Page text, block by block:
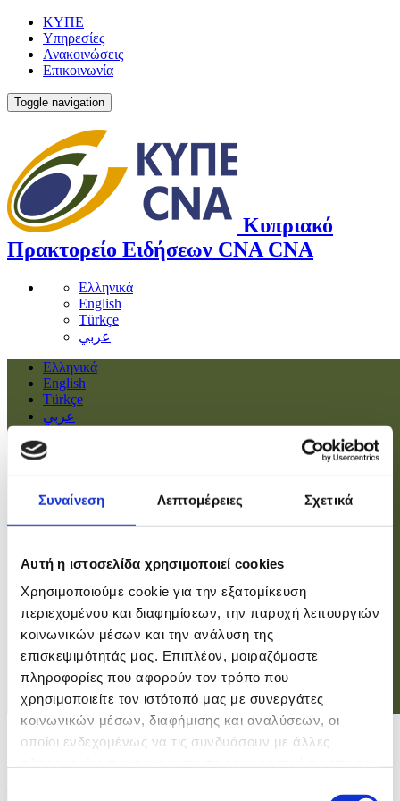
Συναίνεση Λεπτομέρειες Σχετικά
Αυτή η ιστοσελίδα χρησιμοποιεί cookies
Χρησιμοποιούμε cookie για την εξατομίκευση
περιεχομένου και διαφημίσεων, την παροχή λειτουργιών
κοινωνικών μέσων και την ανάλυση της
επισκεψιμότητάς μας. Επιπλέον, μοιραζόμαστε
πληροφορίες που αφορούν τον τρόπο που
χρησιμοποιείτε τον ιστότοπό μας με συνεργάτες
κοινωνικών μέσων, διαφήμισης και αναλύσεων, οι
οποίοι ενδεχομένως να τις συνδυάσουν με άλλες
ΚΥΠΕ
Υπηρεσίες
Ανακοινώσεις
Επικοινωνία
Toggle navigation
Κυπριακό
Πρακτορείο Ειδήσεων CNA CNA
Ελληνικά
English
Türkçe
عربي
Ελληνικά
English
Türkçe
عربي
Αρχική
Πολιτική
Οικονομία
Βουλή
Εσωτερικά
Ευρώπη
Κόσμος
Αθλητικά
Virals
Επιστήμες
Σύνδεση
Σύνδεση